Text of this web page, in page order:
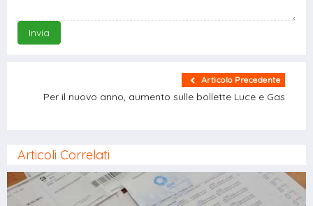
Invia
Articolo Precedente
Per il nuovo anno, aumento sulle bollette Luce e Gas
Articoli Correlati